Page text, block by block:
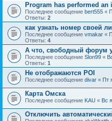
Program has performed
Последнее сообщение bert555 «
Ответы: 2
как узнать номер своей
Последнее сообщение vmakar «
Ответы: 4
А что, свободный форум
Последнее сообщение Slon99 «
Ответы: 1
Не отображаются POI
Последнее сообщение divar « Пт
Карта Омска
Последнее сообщение KAU « Вс
Отключить